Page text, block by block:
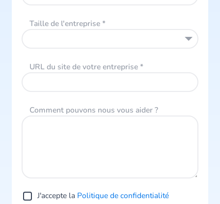
Taille de l'entreprise*
URL du site de votre entreprise*
Comment pouvons nous vous aider ?
J'accepte la Politique de confidentialité